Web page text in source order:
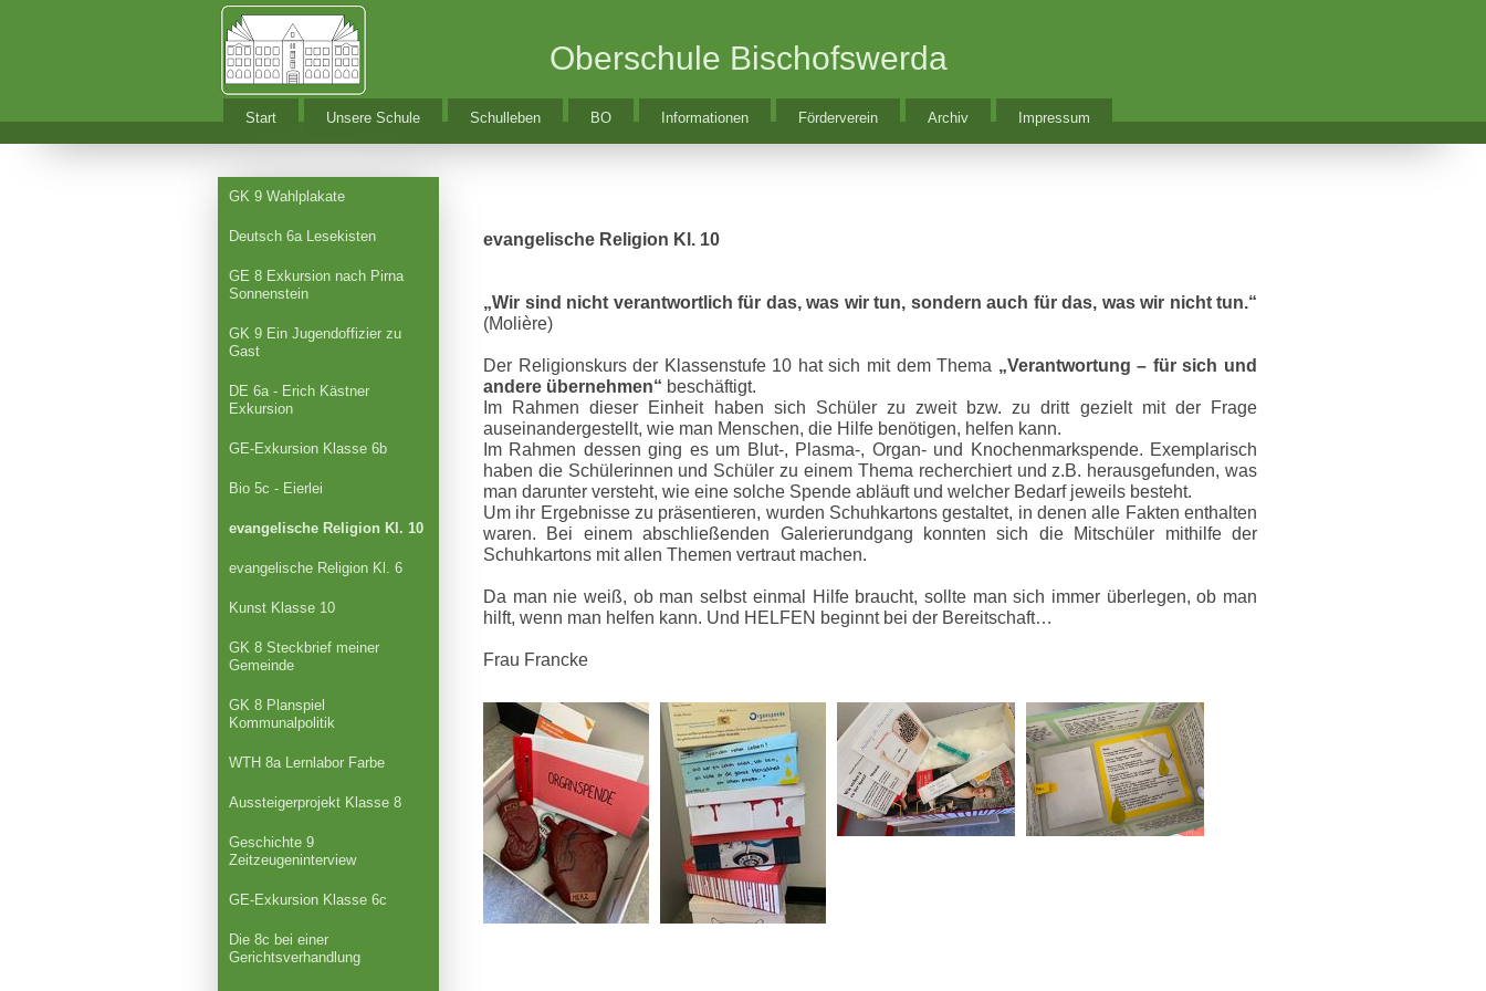
Oberschule Bischofswerda
Start Unsere Schule Schulleben BO Informationen Förderverein Archiv Impressum
GK 9 Wahlplakate
Deutsch 6a Lesekisten
GE 8 Exkursion nach Pirna
Sonnenstein
GK 9 Ein Jugendoffizier zu
Gast
DE 6a - Erich Kästner
Exkursion
GE-Exkursion Klasse 6b
Bio 5c - Eierlei
evangelische Religion Kl. 10
evangelische Religion Kl. 6
Kunst Klasse 10
GK 8 Steckbrief meiner
Gemeinde
GK 8 Planspiel
Kommunalpolitik
WTH 8a Lernlabor Farbe
Aussteigerprojekt Klasse 8
Geschichte 9
Zeitzeugeninterview
GE-Exkursion Klasse 6c
Die 8c bei einer
Gerichtsverhandlung
evangelische Religion Kl. 10
„Wir sind nicht verantwortlich für das, was wir tun, sondern auch für das, was wir nicht tun.“
(Molière)
Der Religionskurs der Klassenstufe 10 hat sich mit dem Thema „Verantwortung – für sich und
andere übernehmen“ beschäftigt.
Im Rahmen dieser Einheit haben sich Schüler zu zweit bzw. zu dritt gezielt mit der Frage
auseinandergestellt, wie man Menschen, die Hilfe benötigen, helfen kann.
Im Rahmen dessen ging es um Blut-, Plasma-, Organ- und Knochenmarkspende. Exemplarisch
haben die Schülerinnen und Schüler zu einem Thema recherchiert und z.B. herausgefunden, was
man darunter versteht, wie eine solche Spende abläuft und welcher Bedarf jeweils besteht.
Um ihr Ergebnisse zu präsentieren, wurden Schuhkartons gestaltet, in denen alle Fakten enthalten
waren. Bei einem abschließenden Galerierundgang konnten sich die Mitschüler mithilfe der
Schuhkartons mit allen Themen vertraut machen.
Da man nie weiß, ob man selbst einmal Hilfe braucht, sollte man sich immer überlegen, ob man
hilft, wenn man helfen kann. Und HELFEN beginnt bei der Bereitschaft…
Frau Francke